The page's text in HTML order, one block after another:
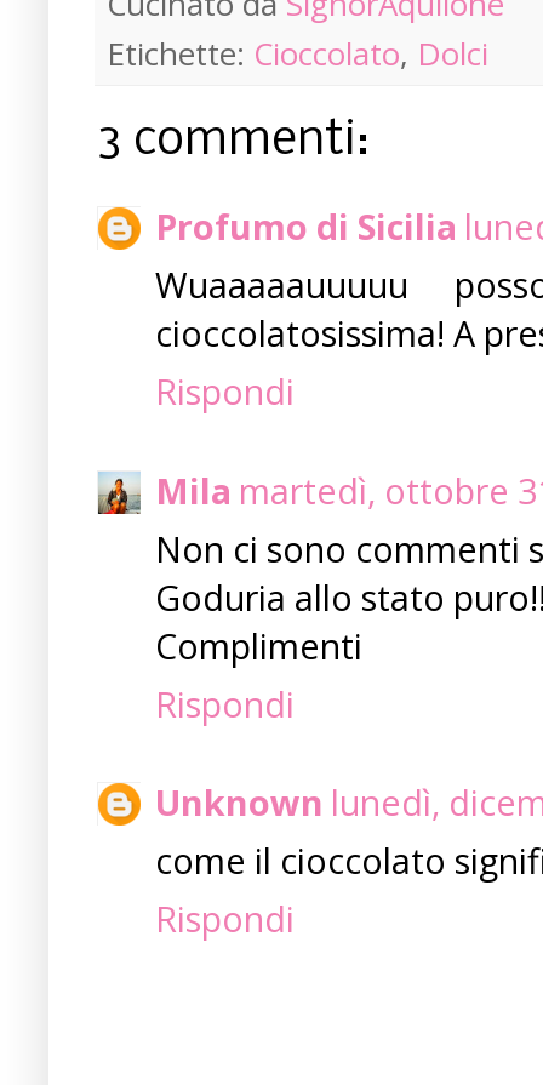
Etichette: Cioccolato, Dolci
3 commenti:
Profumo di Sicilia
Wuaaaaauuuuu
cioccolatosissima! A
Rispondi
Mila martedì, ottobre
Non ci sono commenti
Goduria allo stato
Complimenti
Rispondi
Unknown lunedì,
come il cioccolato
Rispondi